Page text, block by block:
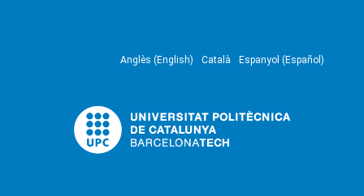
Anglès (English) Català Espanyol (Español)